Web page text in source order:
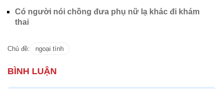
Có người nói chồng đưa phụ nữ lạ khác đi khám
thai
Chủ đề: ngoại tình